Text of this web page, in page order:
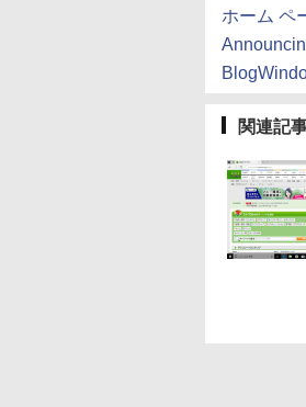
ホーム ペ
関連記